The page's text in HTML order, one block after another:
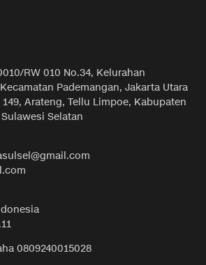
RW 010 No.34, Kelurahan
Pademangan, Jakarta Utara
Arateng, Tellu Limpoe, Kabupaten
Selatan
0809240015028